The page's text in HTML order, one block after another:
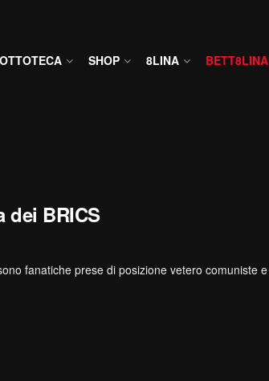
OTTOTECA SHOP 8LINA BETT8LINA
dei BRICS
fanatiche prese di posizione vetero comuniste e